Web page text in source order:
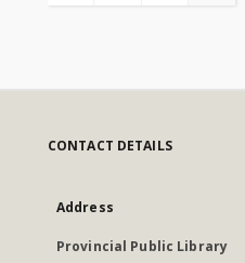
CONTACT DETAILS
Address
Provincial Public Library